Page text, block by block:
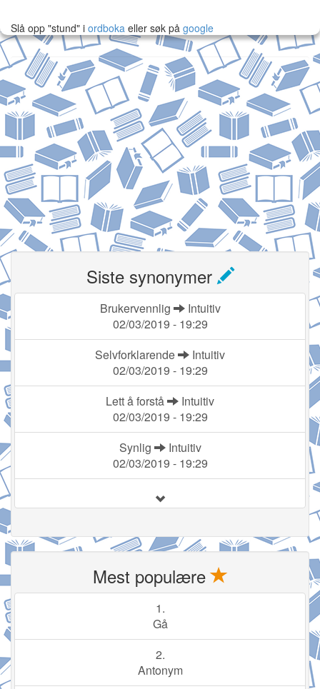
Slå opp "stund" i ordboka eller søk på google
Siste synonymer
Brukervennlig
Intuitiv
02/03/2019 - 19:29
Selvforklarende
Intuitiv
02/03/2019 - 19:29
Lett å forstå
Intuitiv
02/03/2019 - 19:29
Synlig
Intuitiv
02/03/2019 - 19:29
Mest populære
1.
Gå
2.
Antonym